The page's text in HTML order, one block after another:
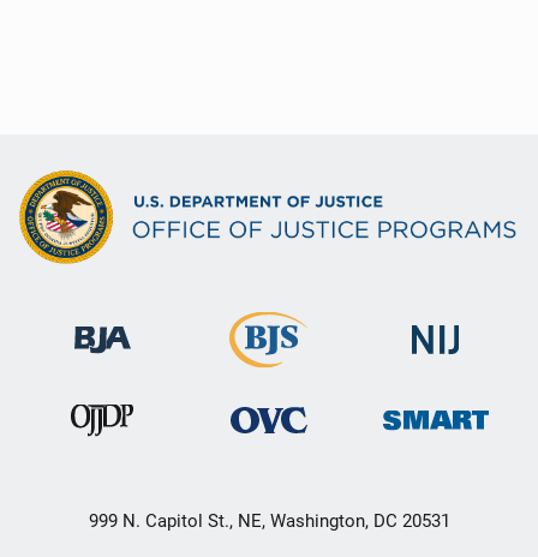
999 N. Capitol St., NE, Washington, DC 20531